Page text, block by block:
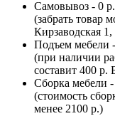
Самовывоз - 0 р.
(забрать товар
Кирзаводская
Подъем мебели
(при наличии
составит 400 р.
Сборка мебели
(стоимость
менее 2100 р.)